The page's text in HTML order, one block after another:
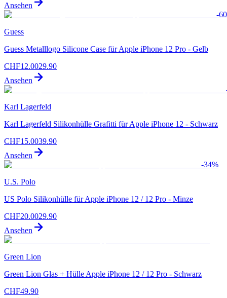
Ansehen
-60
Guess
Guess Metalllogo Silicone Case für Apple iPhone 12 Pro - Gelb
CHF12.0029.90
Ansehen
Karl Lagerfeld
Karl Lagerfeld Silikonhülle Grafitti für Apple iPhone 12 - Schwarz
CHF15.0039.90
Ansehen
-34%
U.S. Polo
US Polo Silikonhülle für Apple iPhone 12 / 12 Pro - Minze
CHF20.0029.90
Ansehen
Green Lion
Green Lion Glas + Hülle Apple iPhone 12 / 12 Pro - Schwarz
CHF49.90